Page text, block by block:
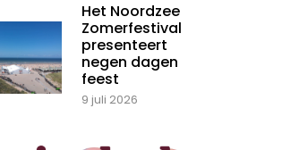
Het Noordzee
Zomerfestival
presenteert
negen dagen
feest
9 juli 2026